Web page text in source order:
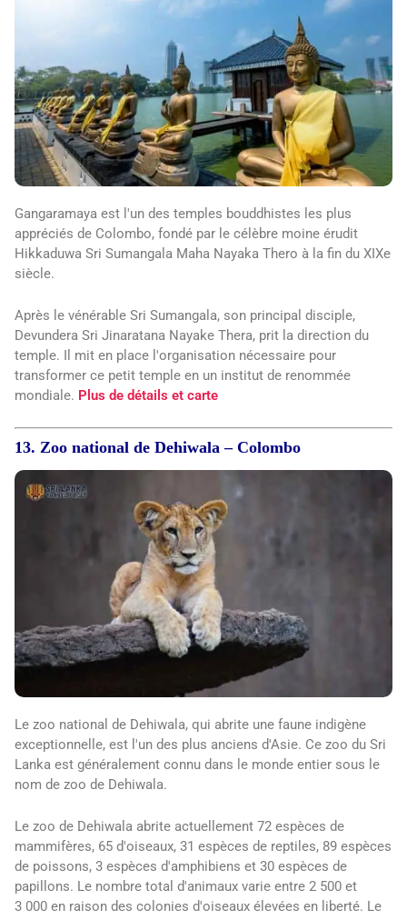
Gangaramaya est l'un des temples bouddhistes les plus
appréciés de Colombo, fondé par le célèbre moine érudit
Hikkaduwa Sri Sumangala Maha Nayaka Thero à la fin du XIXe
siècle.
Après le vénérable Sri Sumangala, son principal disciple,
Devundera Sri Jinaratana Nayake Thera, prit la direction du
temple. Il mit en place l'organisation nécessaire pour
transformer ce petit temple en un institut de renommée
mondiale. Plus de détails et carte
13. Zoo national de Dehiwala – Colombo
Le zoo national de Dehiwala, qui abrite une faune indigène
exceptionnelle, est l'un des plus anciens d'Asie. Ce zoo du Sri
Lanka est généralement connu dans le monde entier sous le
nom de zoo de Dehiwala.
Le zoo de Dehiwala abrite actuellement 72 espèces de
mammifères, 65 d'oiseaux, 31 espèces de reptiles, 89 espèces
de poissons, 3 espèces d'amphibiens et 30 espèces de
papillons. Le nombre total d'animaux varie entre 2 500 et
3 000 en raison des colonies d'oiseaux élevées en liberté. Le